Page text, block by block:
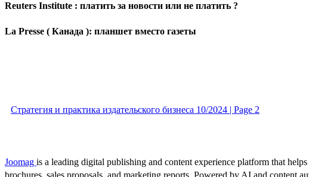
Reuters Institute : платить за новости или не платить ?
La Presse ( Канада ): планшет вместо газеты
Стратегия и практика издательского бизнеса 10/2024 | Page 2
Joomag is a leading digital publishing and content experience platform that
brochures, sales proposals, and marketing reports. Powered by AI and content